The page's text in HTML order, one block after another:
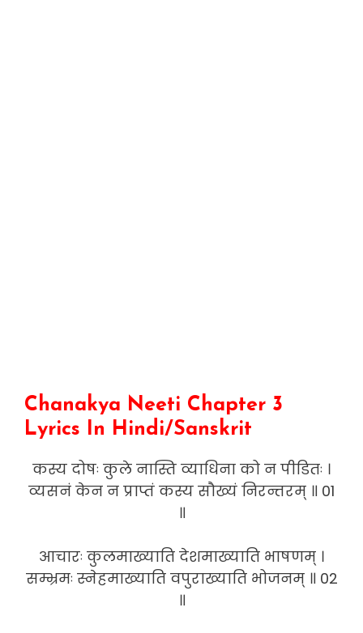
Chanakya Neeti Chapter 3
Lyrics In Hindi/Sanskrit
कस्य दोषः कुले नास्ति व्याधिना को न पीडितः ।
व्यसनं केन न प्राप्तं कस्य सौख्यं निरन्तरम् ॥ 01
॥
आचारः कुलमाख्याति देशमाख्याति भाषणम् ।
सम्भ्रमः स्नेहमाख्याति वपुराख्याति भोजनम् ॥ 02
॥